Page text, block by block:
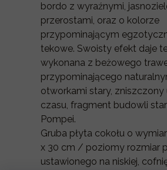
bordo z wyraźnymi,
przerostami, oraz o kolorze
przypominającym
tekowe. Swoisty efekt daje
wykonana z beżowego
przypominającego
otworkami stary, zniszczony
czasu, fragment budowli
Pompei.
Gruba płyta cokołu o
x 30 cm / poziomy rozmiar
ustawionego na niskiej,